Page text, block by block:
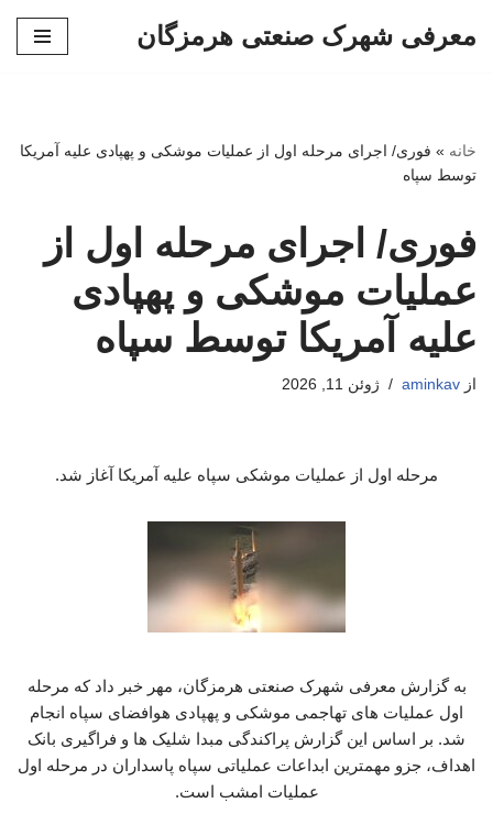
معرفی شهرک صنعتی هرمزگان
خانه » فوری/ اجرای مرحله اول از عملیات موشکی و پهپادی علیه آمریکا
توسط سپاه
فوری/ اجرای مرحله اول از
عملیات موشکی و پهپادی
علیه آمریکا توسط سپاه
از aminkav ژوئن 11, 2026
مرحله اول از عملیات موشکی سپاه علیه آمریکا آغاز شد.
به گزارش معرفی شهرک صنعتی هرمزگان، مهر خبر داد که مرحله
اول عملیات های تهاجمی موشکی و پهپادی هوافضای سپاه انجام
شد. بر اساس این گزارش پراکندگی مبدا شلیک ها و فراگیری بانک
اهداف، جزو مهمترین ابداعات عملیاتی سپاه پاسداران در مرحله اول
عملیات امشب است.